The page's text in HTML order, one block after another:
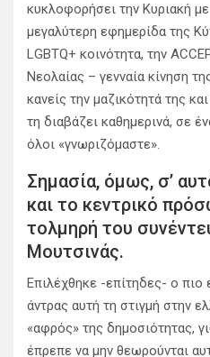
κυκλοφορήσει την Κυριακή
μεγαλύτερη εφημερίδα της
LGBTQ+ κοινότητα, την
Νεολαίας – γενναία κίνηση
κανείς την μαζικότητά της
τη διαβάζει καθημερινά, σε
όλοι «γνωριζόμαστε».
Σημασία, όμως, σ’
και το κεντρικό
τολμηρή του
Μουτσινάς.
Επιλέχθηκε -επίτηδες- ο
άντρας αυτή τη στιγμή στην
«αφρός» της δημοσιότητας,
έπρεπε να μην θεωρούνται